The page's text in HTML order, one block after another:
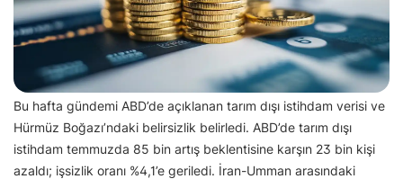
Bu hafta gündemi ABD’de açıklanan tarım dışı istihdam verisi ve
Hürmüz Boğazı’ndaki belirsizlik belirledi. ABD’de tarım dışı
istihdam temmuzda 85 bin artış beklentisine karşın 23 bin kişi
azaldı; işsizlik oranı %4,1’e geriledi. İran-Umman arasındaki